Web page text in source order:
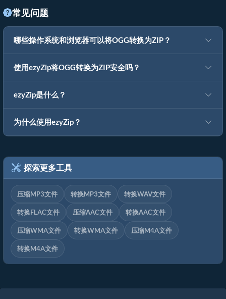
常见问题
哪些操作系统和浏览器可以将OGG转换为ZIP？
使用ezyZip将OGG转换为ZIP安全吗？
ezyZip是什么？
为什么使用ezyZip？
探索更多工具
压缩MP3文件 转换MP3文件 转换WAV文件
转换FLAC文件 压缩AAC文件 转换AAC文件
压缩WMA文件 转换WMA文件 压缩M4A文件
转换M4A文件